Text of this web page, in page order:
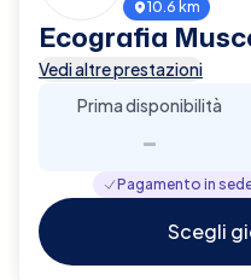
10.6 km
Ecografia
Vedi altre prestazioni
Prima disponibilità
-
Pagamento in
Scegli